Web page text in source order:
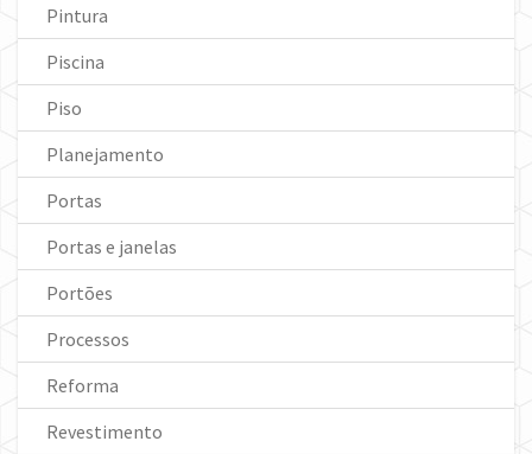
Pintura
Piscina
Piso
Planejamento
Portas
Portas e janelas
Portões
Processos
Reforma
Revestimento